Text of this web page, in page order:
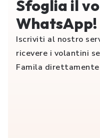
Sfoglia il
WhatsApp!
Iscriviti al nostro
ricevere i volantini
Famila